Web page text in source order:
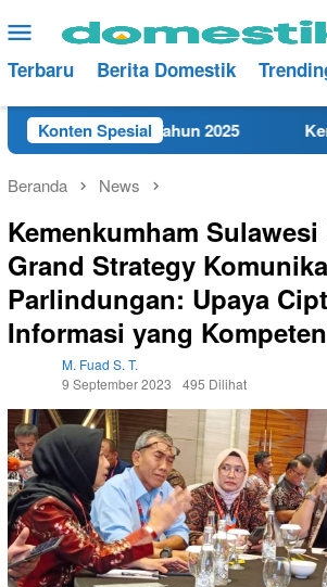
ke
konten
Menu
Mobile
Terbaru Berita Domestik
Konten Spesial
Rembang Tahun 2025 Kerja
Beranda News
Kemenkumham
Grand Strategy
Parlindungan: Upaya
Informasi yang
M. Fuad S. T.
9 September 2023
495 Dilihat